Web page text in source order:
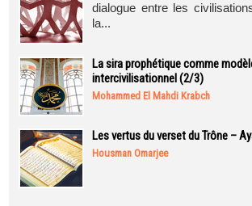
dialogue entre les
la...
La sira prophétique comme
intercivilisationnel (2/3)
Mohammed El Mahdi Krabch
Les vertus du verset du Trône –
Housman Omarjee